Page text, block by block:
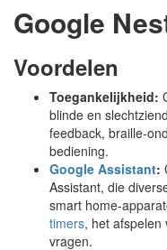
Google
Voordelen
Toegankelijkheid:
blinde en
feedback, braille-
bediening.
Google Assistant:
Assistant, die
smart home-
timers, het afspelen
vragen.